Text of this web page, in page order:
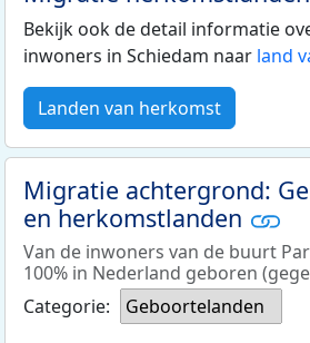
Bekijk ook de detail informatie
inwoners in Schiedam naar land
Landen van herkomst
Migratie achtergrond:
en herkomstlanden
Van de inwoners van de buurt
100% in Nederland geboren
Categorie:
Geboortelanden